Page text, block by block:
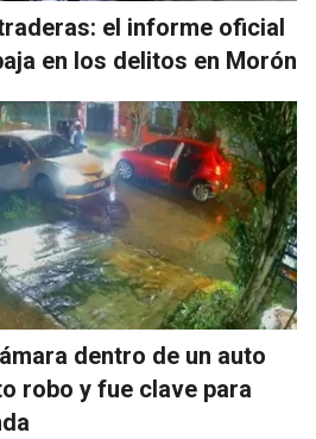
el informe oficial
en los delitos en Morón
dentro de un auto
robo y fue clave para